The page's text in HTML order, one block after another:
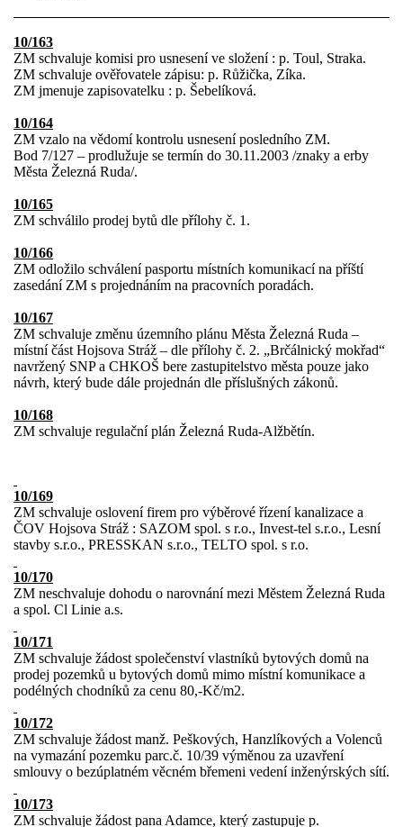
10/163
ZM schvaluje komisi pro usnesení ve složení : p. Toul, Straka.
ZM schvaluje ověřovatele zápisu: p. Růžička, Zíka.
ZM jmenuje zapisovatelku : p. Šebelíková.
10/164
ZM vzalo na vědomí kontrolu usnesení posledního ZM.
Bod 7/127 – prodlužuje se termín do 30.11.2003 /znaky a erby
Města Železná Ruda/.
10/165
ZM schválilo prodej bytů dle přílohy č. 1.
10/166
ZM odložilo schválení pasportu místních komunikací na příští
zasedání ZM s projednáním na pracovních poradách.
10/167
ZM schvaluje změnu územního plánu Města Železná Ruda –
místní část Hojsova Stráž – dle přílohy č. 2. „Brčálnický mokřad“
navržený SNP a CHKOŠ bere zastupitelstvo města pouze jako
návrh, který bude dále projednán dle příslušných zákonů.
10/168
ZM schvaluje regulační plán Železná Ruda-Alžbětín.
10/169
ZM schvaluje oslovení firem pro výběrové řízení kanalizace a
ČOV Hojsova Stráž : SAZOM spol. s r.o., Invest-tel s.r.o., Lesní
stavby s.r.o., PRESSKAN s.r.o., TELTO spol. s r.o.
10/170
ZM neschvaluje dohodu o narovnání mezi Městem Železná Ruda
a spol. Cl Linie a.s.
10/171
ZM schvaluje žádost společenství vlastníků bytových domů na
prodej pozemků u bytových domů mimo místní komunikace a
podélných chodníků za cenu 80,-Kč/m2.
10/172
ZM schvaluje žádost manž. Peškových, Hanzlíkových a Volenců
na vymazání pozemku parc.č. 10/39 výměnou za uzavření
smlouvy o bezúplatném věcném břemeni vedení inženýrských sítí.
10/173
ZM schvaluje žádost pana Adamce, který zastupuje p.